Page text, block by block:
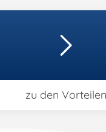
zu den Vorteilen